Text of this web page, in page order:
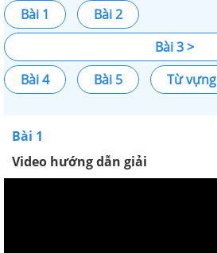
Bài 1
Bài 2
Bài 3 >
Bài 4
Bài 5 Từ vựng
Bài 1
Video hướng dẫn giải